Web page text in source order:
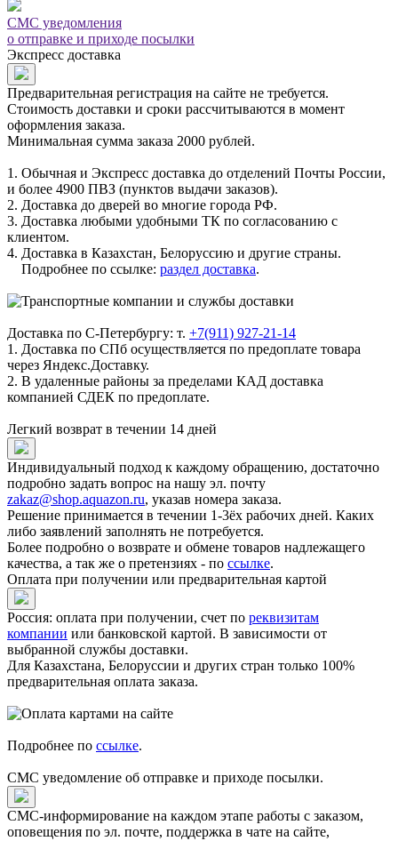
СМС уведомления
о отправке и приходе посылки
Экспресс доставка
Предварительная регистрация на сайте не требуется.
Стоимость доставки и сроки рассчитываются в момент
оформления заказа.
Минимальная сумма заказа 2000 рублей.
1. Обычная и Экспресс доставка до отделений Почты России,
и более 4900 ПВЗ (пунктов выдачи заказов).
2. Доставка до дверей во многие города РФ.
3. Доставка любыми удобными ТК по согласованию с
клиентом.
4. Доставка в Казахстан, Белоруссию и другие страны.
Подробнее по ссылке: раздел доставка.
Доставка по С-Петербургу: т. +7(911) 927-21-14
1. Доставка по СПб осуществляется по предоплате товара
через Яндекс.Доставку.
2. В удаленные районы за пределами КАД доставка
компанией СДЕК по предоплате.
Легкий возврат в течении 14 дней
Индивидуальный подход к каждому обращению, достаточно
подробно задать вопрос на нашу эл. почту
zakaz@shop.aquazon.ru, указав номера заказа.
Решение принимается в течении 1-3ёх рабочих дней. Каких
либо заявлений заполнять не потребуется.
Более подробно о возврате и обмене товаров надлежащего
качества, а так же о претензиях - по ссылке.
Оплата при получении или предварительная картой
Россия: оплата при получении, счет по реквизитам
компании или банковской картой. В зависимости от
выбранной службы доставки.
Для Казахстана, Белоруссии и других стран только 100%
предварительная оплата заказа.
Подробнее по ссылке.
СМС уведомление об отправке и приходе посылки.
СМС-информирование на каждом этапе работы с заказом,
оповещения по эл. почте, поддержка в чате на сайте,